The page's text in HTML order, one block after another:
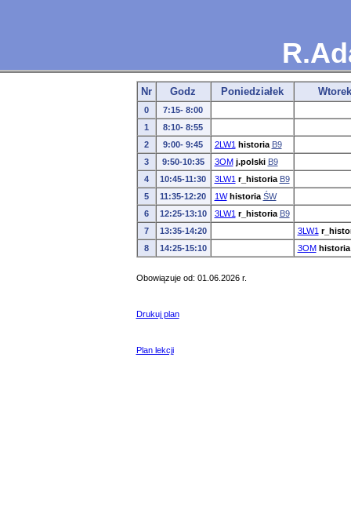
Nr Godz Poniedziałek Wtorek
0
7:15- 8:00
1
8:10- 8:55
2
9:00- 9:45 2LW1 historia B9
3
9:50-10:35 3OM j.polski B9
4
10:45-11:30 3LW1 r_historia B9
5
11:35-12:20 1W historia ŚW
6
12:25-13:10 3LW1 r_historia B9
7
13:35-14:20 3LW1
8
14:25-15:10 3OM historia
Obowiązuje od: 01.06.2026 r.
Drukuj plan
Plan lekcji